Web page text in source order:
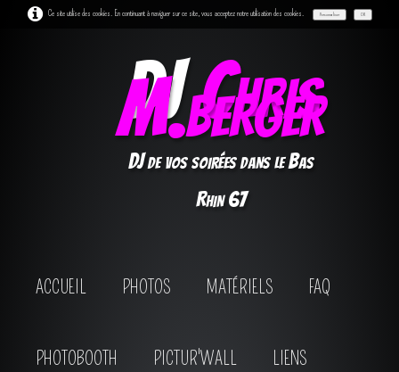
Ce site utilise des cookies. En continuant à naviguer sur ce site, vous acceptez notre utilisation des cookies. Personnaliser OK
DJChris
M.berger
DJ de vos soirées dans le Bas
Rhin 67
ACCUEIL PHOTOS MATÉRIELS FAQ
PHOTOBOOTH PICTUR'WALL LIENS